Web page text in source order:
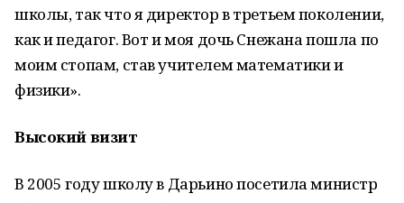
школы, так что я директор в третьем поколении,
как и педагог. Вот и моя дочь Снежана пошла по
моим стопам, став учителем математики и
физики».
Высокий визит
В 2005 году школу в Дарьино посетила министр